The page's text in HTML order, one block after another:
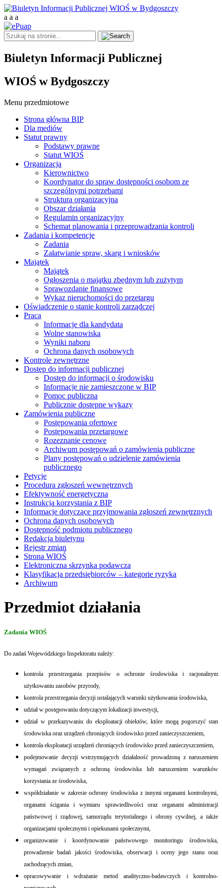
a a a
Biuletyn Informacji Publicznej
WIOŚ w Bydgoszczy
Menu przedmiotowe
Strona główna BIP
Dla mediów
Statut prawny
Podstawy prawne
Statut WIOŚ
Organizacja
Kierownictwo
Koordynator do spraw dostępności osobom ze
szczególnymi potrzebami
Struktura organizacyjna
Obszar działania
Regulamin organizacyjny
Schemat planowania i przeprowadzania kontroli
Zadania i kompetencje
Zadania
Załatwianie spraw, skarg i wniosków
Majątek
Majątek
Ogłoszenia o majątku zbędnym lub zużytym
Sprawozdanie finansowe
Wykaz nieruchomości do przetargu
Oświadczenie o stanie kontroli zarządczej
Praca
Informacje dla kandydata
Wolne stanowiska
Wyniki naboru
Ochrona danych osobowych
Kontrole zewnętrzne
Dostęp do informacji publicznej
Dostęp do informacji o środowisku
Informacje nie zamieszczone w BIP
Pomoc publiczna
Publicznie dostępne wykazy
Zamówienia publiczne
Postępowania ofertowe
Postępowania przetargowe
Rozeznanie cenowe
Archiwum postępowań o zamówienia publiczne
Plany postępowań o udzielenie zamówienia
publicznego
Petycje
Procedura zgłoszeń wewnętrznych
Efektywność energetyczna
Instrukcja korzystania z BIP
Informacje dotyczące przyjmowania zgłoszeń zewnętrznych
Ochrona danych osobowych
Dostępność podmiotu publicznego
Redakcja biuletynu
Rejestr zmian
Strona WIOŚ
Elektroniczna skrzynka podawcza
Klasyfikacja przedsiębiorców – kategorie ryzyka
Archiwum
Przedmiot działania
Zadania WIOŚ
Do zadań Wojewódzkiego Inspektoratu należy:
kontrola przestrzegania przepisów o ochronie środowiska i racjonalnym
użytkowaniu zasobów przyrody,
kontrola przestrzegania decyzji ustalających warunki użytkowania środowiska,
udział w postępowaniu dotyczącym lokalizacji inwestycji,
udział w przekazywaniu do eksploatacji obiektów, które mogą pogorszyć stan
środowiska oraz urządzeń chroniących środowisko przed zanieczyszczeniem,
kontrola eksploatacji urządzeń chroniących środowisko przed zanieczyszczeniem,
podejmowanie decyzji wstrzymujących działalność prowadzoną z naruszeniem
wymagań związanych z ochroną środowiska lub naruszeniem warunków
korzystania ze środowiska,
współdziałanie w zakresie ochrony środowiska z innymi organami kontrolnymi,
organami ścigania i wymiaru sprawiedliwości oraz organami administracji
państwowej i rządowej, samorządu terytorialnego i obrony cywilnej, a także
organizacjami społecznymi i opiekunami społecznymi,
organizowanie i koordynowanie państwowego monitoringu środowiska,
prowadzenie badań jakości środowiska, obserwacji i oceny jego stanu oraz
zachodzących zmian,
opracowywanie i wdrażanie metod analityczno-badawczych i kontrolno-